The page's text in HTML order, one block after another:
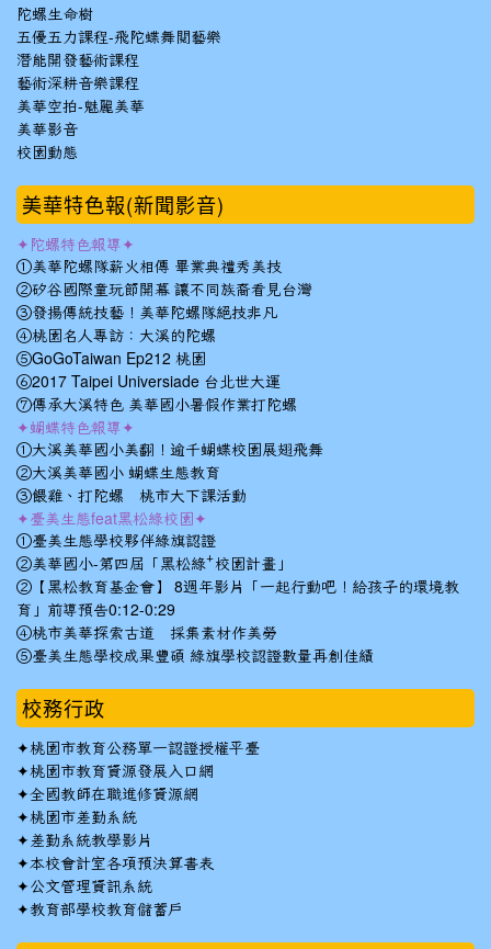
陀螺生命樹
五優五力課程-飛陀蝶舞閱藝樂
潛能開發藝術課程
藝術深耕音樂課程
美華空拍-魅麗美華
美華影音
校園動態
美華特色報(新聞影音)
✦陀螺特色報導✦
①美華陀螺隊薪火相傳 畢業典禮秀美技
②矽谷國際童玩節開幕 讓不同族裔看見台灣
③發揚傳統技藝！美華陀螺隊絕技非凡
④桃園名人專訪：大溪的陀螺
⑤GoGoTaiwan Ep212 桃園
⑥2017 Taipei Universiade 台北世大運
⑦傳承大溪特色 美華國小暑假作業打陀螺
✦蝴蝶特色報導✦
①大溪美華國小美翻！逾千蝴蝶校園展翅飛舞
②大溪美華國小 蝴蝶生態教育
③餵雞、打陀螺 桃市大下課活動
✦臺美生態feat黑松綠校園✦
①臺美生態學校夥伴綠旗認證
②美華國小-第四屆「黑松綠⁺校園計畫」
②【黑松教育基金會】 8週年影片「一起行動吧！給孩子的環境教
育」前導預告0:12-0:29
④桃市美華探索古道 採集素材作美勞
⑤臺美生態學校成果豐碩 綠旗學校認證數量再創佳績
校務行政
✦桃園市教育公務單一認證授權平臺
✦桃園市教育資源發展入口網
✦全國教師在職進修資源網
✦桃園市差勤系統
✦ 差勤系統教學影片
✦本校會計室各項預決算書表
✦公文管理資訊系統
✦教育部學校教育儲蓄戶